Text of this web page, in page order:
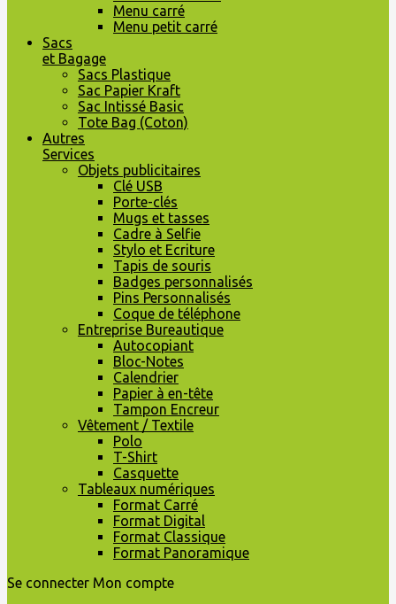
Menu carré
Menu petit carré
Sacs
et Bagage
Sacs Plastique
Sac Papier Kraft
Sac Intissé Basic
Tote Bag (Coton)
Autres
Services
Objets publicitaires
Clé USB
Porte-clés
Mugs et tasses
Cadre à Selfie
Stylo et Ecriture
Tapis de souris
Badges personnalisés
Pins Personnalisés
Coque de téléphone
Entreprise Bureautique
Autocopiant
Bloc-Notes
Calendrier
Papier à en-tête
Tampon Encreur
Vêtement / Textile
Polo
T-Shirt
Casquette
Tableaux numériques
Format Carré
Format Digital
Format Classique
Format Panoramique
Se connecter Mon compte